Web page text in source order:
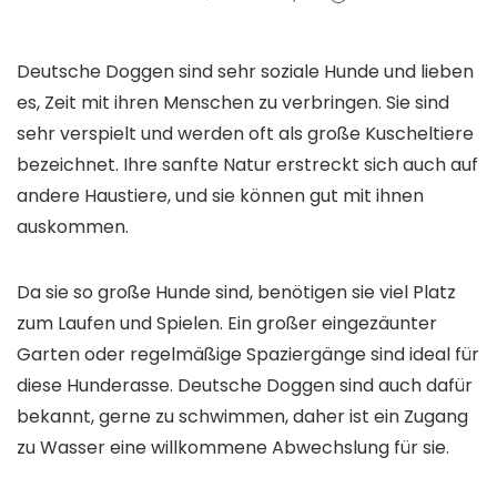
Deutsche Doggen sind sehr soziale Hunde und lieben
es, Zeit mit ihren Menschen zu verbringen. Sie sind
sehr verspielt und werden oft als große Kuscheltiere
bezeichnet. Ihre sanfte Natur erstreckt sich auch auf
andere Haustiere, und sie können gut mit ihnen
auskommen.
Da sie so große Hunde sind, benötigen sie viel Platz
zum Laufen und Spielen. Ein großer eingezäunter
Garten oder regelmäßige Spaziergänge sind ideal für
diese Hunderasse. Deutsche Doggen sind auch dafür
bekannt, gerne zu schwimmen, daher ist ein Zugang
zu Wasser eine willkommene Abwechslung für sie.